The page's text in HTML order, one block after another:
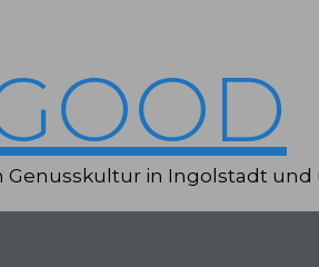
in Ingolstadt